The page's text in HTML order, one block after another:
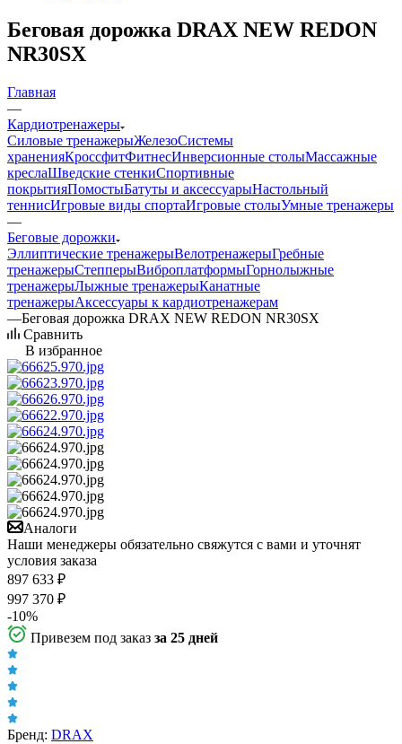
Беговая дорожка DRAX NEW REDON
NR30SX
Главная
—
Кардиотренажеры
Силовые тренажерыЖелезоСистемы
храненияКроссфитФитнесИнверсионные столыМассажные
креслаШведские стенкиСпортивные
покрытияПомостыБатуты и аксессуарыНастольный
теннисИгровые виды спортаИгровые столыУмные тренажеры
—
Беговые дорожки
Эллиптические тренажерыВелотренажерыГребные
тренажерыСтепперыВиброплатформыГорнолыжные
тренажерыЛыжные тренажерыКанатные
тренажерыАксессуары к кардиотренажерам
—Беговая дорожка DRAX NEW REDON NR30SX
Сравнить
В избранное
Аналоги
Наши менеджеры обязательно свяжутся с вами и уточнят
условия заказа
897 633 ₽
997 370 ₽
-10%
Привезем под заказ за 25 дней
Бренд: DRAX